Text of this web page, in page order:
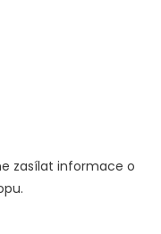
zasílat informace o